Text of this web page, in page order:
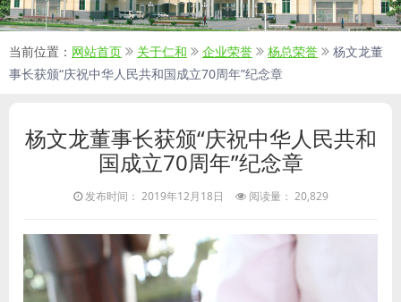
当前位置： 网站首页 关于仁和 企业荣誉 杨总荣誉
杨文龙董
事长获颁“庆祝中华人民共和国成立70周年”纪念章
杨文龙董事长获颁“庆祝中华人民共和
国成立70周年”纪念章
发布时间： 2019年12月18日 阅读量： 20,829